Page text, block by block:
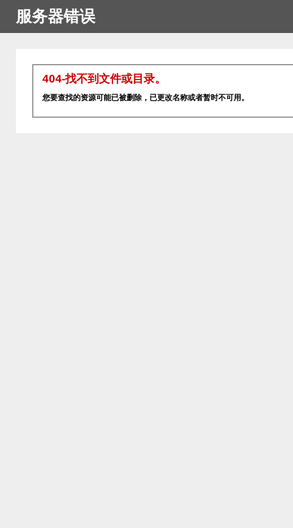
服务器错误
404-找不到文件或目录。
您要查找的资源可能已被删除，已更改名称或者暂时不可用。